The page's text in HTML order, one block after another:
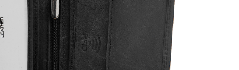
te dwa na pozór
siebie materiały?
się skóra
czym...
Co powinien wiedzieć
użytkownik odzieży i galanterii
skórzanej zaraz po zakupie? Na
co zwrócić uwagę, żeby
Czytaj Więcej